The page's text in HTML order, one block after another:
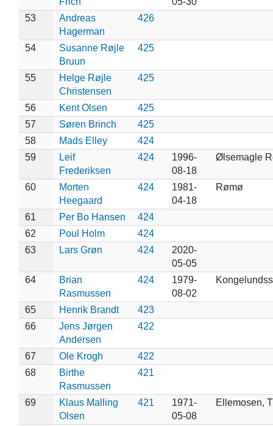
53
Andreas
Hagerman
426
54
Susanne Røjle
Bruun
425
55
Helge Røjle
Christensen
425
56 Kent Olsen
425
57
Søren Brinch
425
58
Mads Elley
424
59
Leif
Frederiksen
424
1996-
08-18
Ølsemagle
60
Morten
Heegaard
424
1981-
04-18
Rømø
61 Per Bo Hansen
424
62
Poul Holm
424
63
Lars Grøn 424
2020-
05-05
64
Brian
Rasmussen
424
1979-
08-02
65 Henrik Brandt
423
66
Jens Jørgen
Andersen
422
67 Ole Krogh
422
68
Birthe
Rasmussen
421
69
Klaus Malling
Olsen
421
1971-
05-08
Ellemosen,